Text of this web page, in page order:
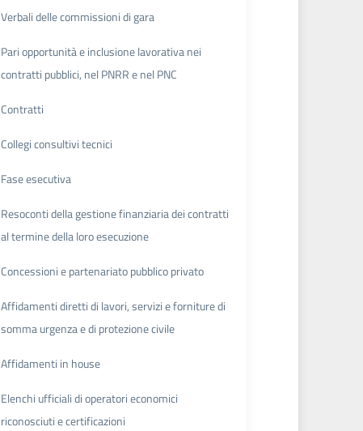
Verbali delle commissioni di gara
Pari opportunità e inclusione lavorativa nei
contratti pubblici, nel PNRR e nel PNC
Contratti
Collegi consultivi tecnici
Fase esecutiva
Resoconti della gestione finanziaria dei contratti
al termine della loro esecuzione
Concessioni e partenariato pubblico privato
Affidamenti diretti di lavori, servizi e forniture di
somma urgenza e di protezione civile
Affidamenti in house
Elenchi ufficiali di operatori economici
riconosciuti e certificazioni